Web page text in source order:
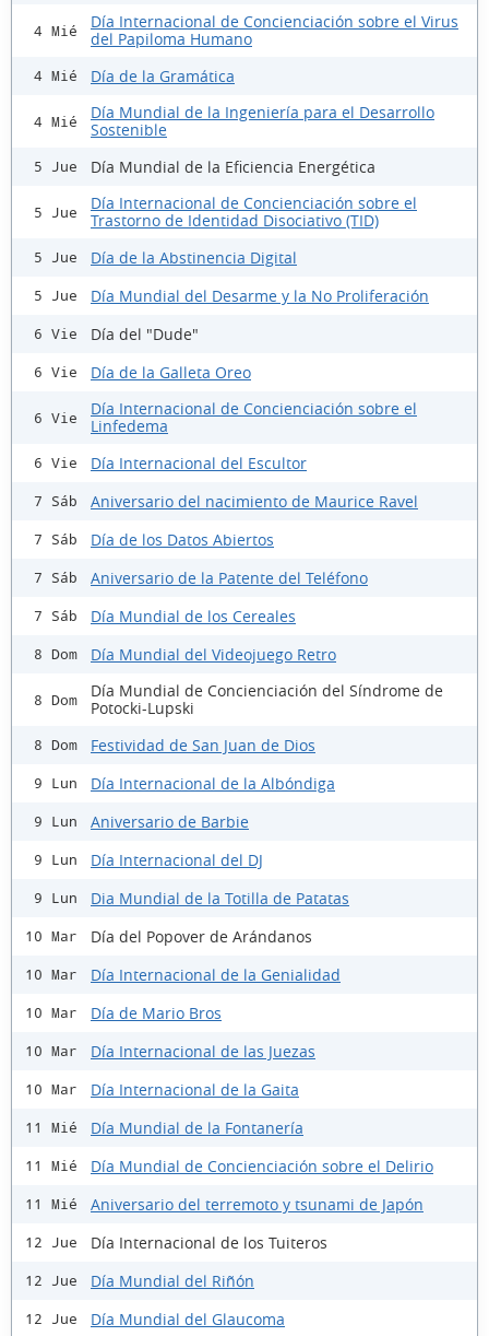
4 Mié
Día Internacional de Concienciación sobre el Virus
del Papiloma Humano
4 Mié Día de la Gramática
4 Mié
Día Mundial de la Ingeniería para el Desarrollo
Sostenible
5 Jue Día Mundial de la Eficiencia Energética
5 Jue
Día Internacional de Concienciación sobre el
Trastorno de Identidad Disociativo (TID)
5 Jue Día de la Abstinencia Digital
5 Jue Día Mundial del Desarme y la No Proliferación
6 Vie Día del "Dude"
6 Vie Día de la Galleta Oreo
6 Vie
Día Internacional de Concienciación sobre el
Linfedema
6 Vie Día Internacional del Escultor
7 Sáb Aniversario del nacimiento de Maurice Ravel
7 Sáb Día de los Datos Abiertos
7 Sáb Aniversario de la Patente del Teléfono
7 Sáb Día Mundial de los Cereales
8 Dom Día Mundial del Videojuego Retro
8 Dom
Día Mundial de Concienciación del Síndrome de
Potocki-Lupski
8 Dom Festividad de San Juan de Dios
9 Lun Día Internacional de la Albóndiga
9 Lun Aniversario de Barbie
9 Lun Día Internacional del DJ
9 Lun Dia Mundial de la Totilla de Patatas
10 Mar Día del Popover de Arándanos
10 Mar Día Internacional de la Genialidad
10 Mar Día de Mario Bros
10 Mar Día Internacional de las Juezas
10 Mar Día Internacional de la Gaita
11 Mié Día Mundial de la Fontanería
11 Mié Día Mundial de Concienciación sobre el Delirio
11 Mié Aniversario del terremoto y tsunami de Japón
12 Jue Día Internacional de los Tuiteros
12 Jue Día Mundial del Riñón
12 Jue Día Mundial del Glaucoma